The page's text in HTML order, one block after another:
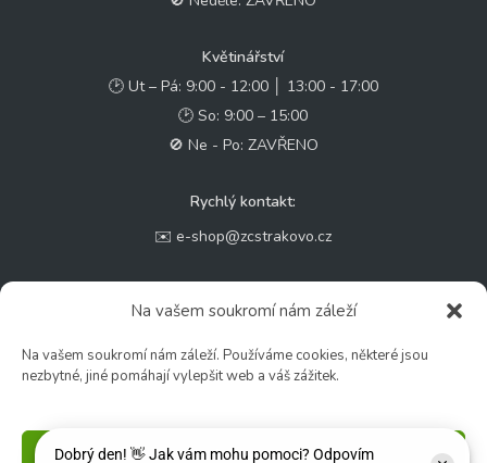
Na vašem soukromí nám záleží
Na vašem soukromí nám záleží. Používáme cookies, některé jsou
nezbytné, jiné pomáhají vylepšit web a váš zážitek.
Příjmout
Květinářství
🕑 Ut – Pá: 9:00 - 12:00 │ 13:00 - 17:00
🕑 So: 9:00 – 15:00
🚫 Ne - Po: ZAVŘENO
Rychlý kontakt:
✉️ e-shop@zcstrakovo.cz